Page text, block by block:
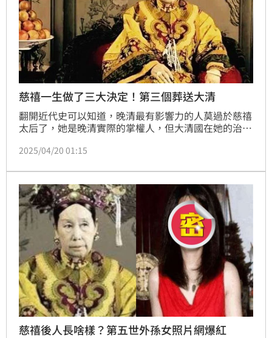
慈禧一生做了三大決定！第三個葬送大清
翻開近代史可以知道，晚清最有影響力的人莫過於慈禧
太后了，她是晚清實際的掌權人，但大清國在她的治理
有作為，史學家認為，慈禧執政期間，作出了三個決
（記者唐家興）
2025/04/20 01:15
慈禧後人長啥樣？第五世外孫女照片網爆紅